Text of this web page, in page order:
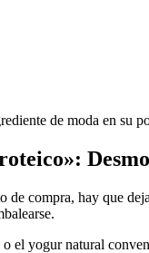
de moda en su
de compra, hay que
el yogur natural